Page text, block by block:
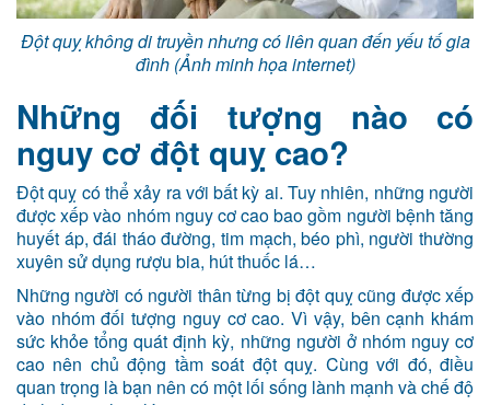
Đột quỵ không di truyền nhưng có liên quan đến yếu tố gia
đình (Ảnh minh họa internet)
Những đối tượng nào có
nguy cơ đột quỵ cao?
Đột quỵ có thể xảy ra với bất kỳ ai. Tuy nhiên, những người
được xếp vào nhóm nguy cơ cao bao gồm người bệnh tăng
huyết áp, đái tháo đường, tim mạch, béo phì, người thường
xuyên sử dụng rượu bia, hút thuốc lá…
Những người có người thân từng bị đột quỵ cũng được xếp
vào nhóm đối tượng nguy cơ cao. Vì vậy, bên cạnh khám
sức khỏe tổng quát định kỳ, những người ở nhóm nguy cơ
cao nên chủ động tầm soát đột quỵ. Cùng với đó, điều
quan trọng là bạn nên có một lối sống lành mạnh và chế độ